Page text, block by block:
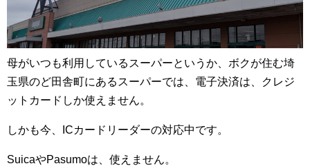
母がいつも利用しているスーパーというか、ボクが住む埼
玉県のど田舎町にあるスーパーでは、電子決済は、クレジ
ットカードしか使えません。
しかも今、ICカードリーダーの対応中です。
SuicaやPasumoは、使えません。